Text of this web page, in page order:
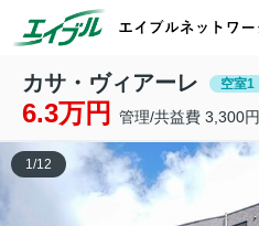
カサ・ヴィアーレ 空室1
6.3万円 管理/共益費 3,300円
1/12